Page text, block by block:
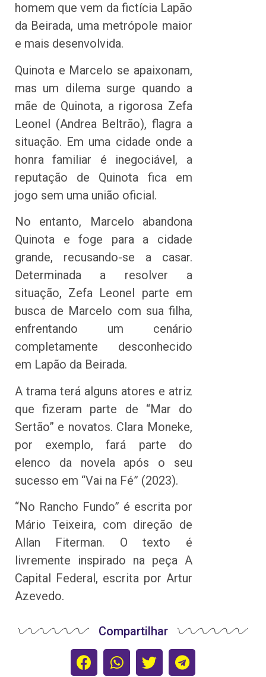
homem que vem da fictícia Lapão
da Beirada, uma metrópole maior
e mais desenvolvida.
Quinota e Marcelo se apaixonam,
mas um dilema surge quando a
mãe de Quinota, a rigorosa Zefa
Leonel (Andrea Beltrão), flagra a
situação. Em uma cidade onde a
honra familiar é inegociável, a
reputação de Quinota fica em
jogo sem uma união oficial.
No entanto, Marcelo abandona
Quinota e foge para a cidade
grande, recusando-se a casar.
Determinada a resolver a
situação, Zefa Leonel parte em
busca de Marcelo com sua filha,
enfrentando um cenário
completamente desconhecido
em Lapão da Beirada.
A trama terá alguns atores e atriz
que fizeram parte de “Mar do
Sertão” e novatos. Clara Moneke,
por exemplo, fará parte do
elenco da novela após o seu
sucesso em “Vai na Fé” (2023).
“No Rancho Fundo” é escrita por
Mário Teixeira, com direção de
Allan Fiterman. O texto é
livremente inspirado na peça A
Capital Federal, escrita por Artur
Azevedo.
Compartilhar